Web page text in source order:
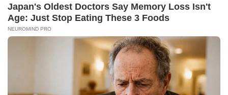
Email
Daftar
Advertising Karier
Pedoman Media Siber
Kebijakan Privasi
Disclaimer Hubungi Kami